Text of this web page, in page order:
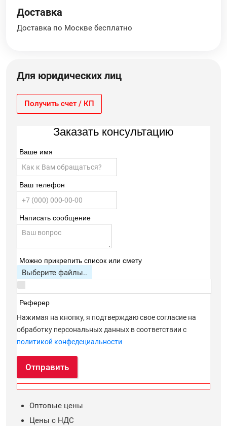
Доставка
Доставка по Москве бесплатно
Для юридических лиц
Получить счет / КП
Заказать консультацию
Ваше имя
Ваш телефон
Написать сообщение
Можно прикрепить список или смету
Выберите файлы..
Реферер
Нажимая на кнопку, я подтверждаю свое согласие на
обработку персональных данных в соответствии с
политикой конфедециальности
Отправить
Оптовые цены
Цены с НДС